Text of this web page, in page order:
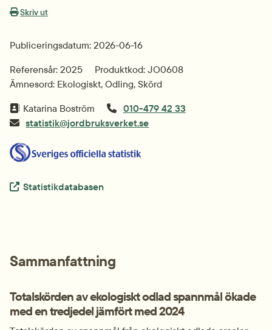
Skriv ut
Publiceringsdatum: 2026-06-16
Referensår: 2025
Produktkod: JO0608
Ämnesord: Ekologiskt, Odling, Skörd
Katarina Boström
010-479 42 33
statistik@jordbruksverket.se
Extern länk.
Statistikdatabasen
Sammanfattning
Totalskörden av ekologiskt odlad spannmål ökade
med en tredjedel jämfört med 2024